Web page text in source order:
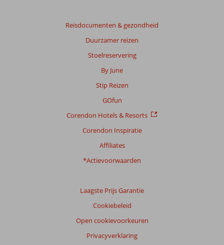
Reisdocumenten & gezondheid
Duurzamer reizen
Stoelreservering
By June
Stip Reizen
GOfun
Corendon Hotels & Resorts
Corendon Inspiratie
Affiliates
*Actievoorwaarden
Laagste Prijs Garantie
Cookiebeleid
Open cookievoorkeuren
Privacyverklaring